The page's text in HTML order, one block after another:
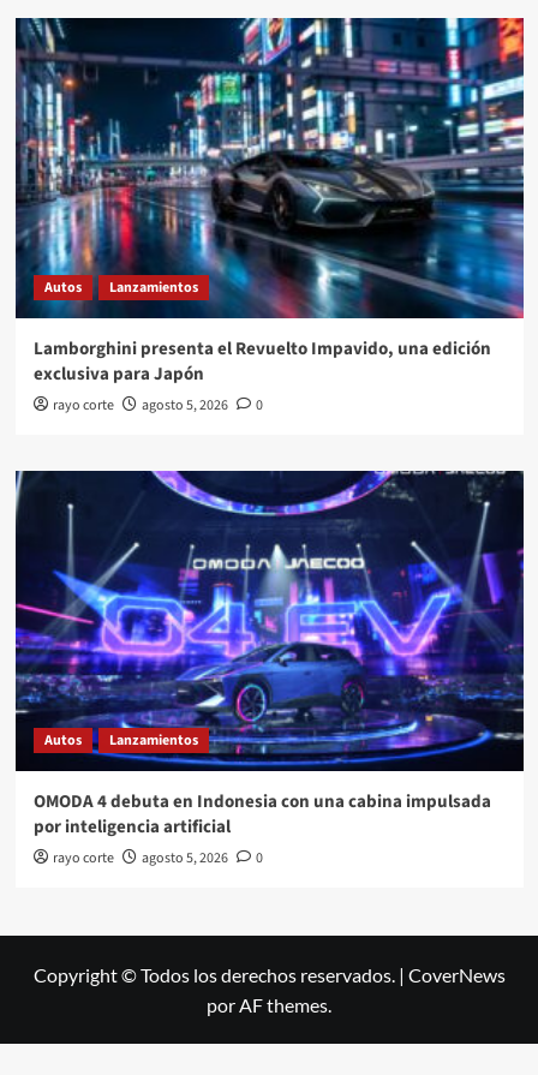
Autos Lanzamientos
Lamborghini presenta el Revuelto Impavido, una edición
exclusiva para Japón
rayo corte agosto 5, 2026 0
Autos Lanzamientos
OMODA 4 debuta en Indonesia con una cabina impulsada
por inteligencia artificial
rayo corte agosto 5, 2026 0
Copyright © Todos los derechos reservados. | CoverNews
por AF themes.